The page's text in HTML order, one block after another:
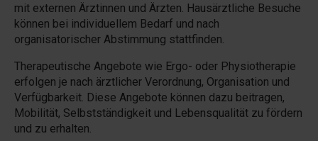
mit externen Ärztinnen und Ärzten. Hausärztliche Besuche
können bei individuellem Bedarf und nach
organisatorischer Abstimmung stattfinden.
Therapeutische Angebote wie Ergo- oder Physiotherapie
erfolgen je nach ärztlicher Verordnung, Organisation und
Verfügbarkeit. Diese Angebote können dazu beitragen,
Mobilität, Selbstständigkeit und Lebensqualität zu fördern
und zu erhalten.